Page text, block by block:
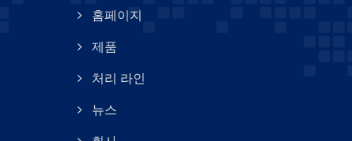
홈페이지
제품
처리 라인
뉴스